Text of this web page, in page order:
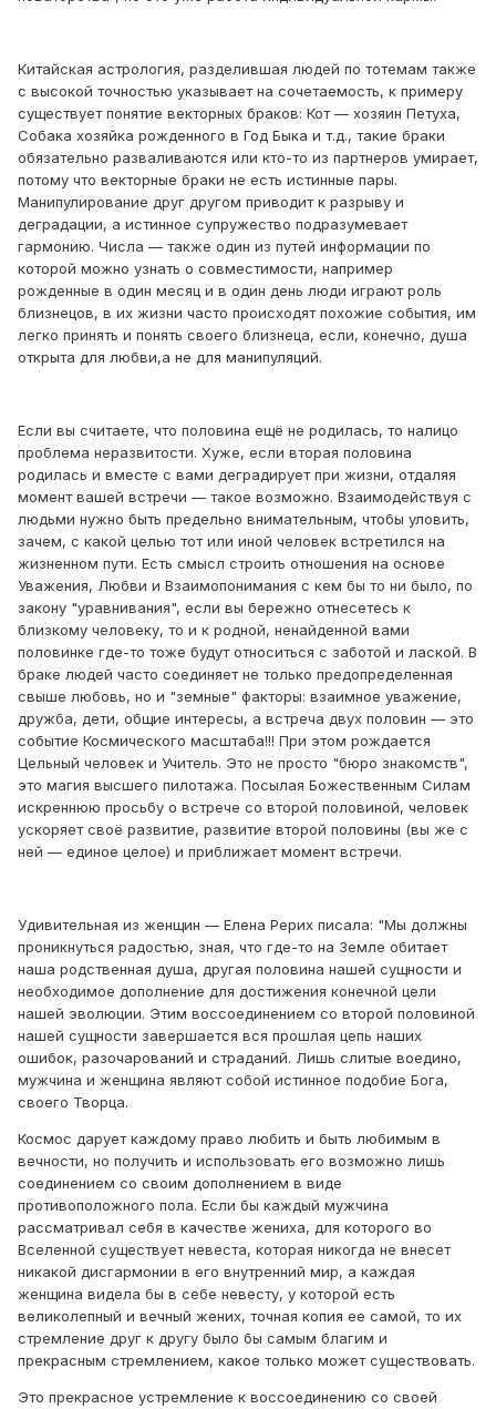
Китайская астрология, разделившая людей по тотемам также
с высокой точностью указывает на сочетаемость, к примеру
существует понятие векторных браков: Кот — хозяин Петуха,
Собака хозяйка рожденного в Год Быка и т.д., такие браки
обязательно разваливаются или кто-то из партнеров умирает,
потому что векторные браки не есть истинные пары.
Манипулирование друг другом приводит к разрыву и
деградации, а истинное супружество подразумевает
гармонию. Числа — также один из путей информации по
которой можно узнать о совместимости, например
рожденные в один месяц и в один день люди играют роль
близнецов, в их жизни часто происходят похожие события, им
легко принять и понять своего близнеца, если, конечно, душа
открыта для любви,а не для манипуляций.
Если вы считаете, что половина ещё не родилась, то налицо
проблема неразвитости. Хуже, если вторая половина
родилась и вместе с вами деградирует при жизни, отдаляя
момент вашей встречи — такое возможно. Взаимодействуя с
людьми нужно быть предельно внимательным, чтобы уловить,
зачем, с какой целью тот или иной человек встретился на
жизненном пути. Есть смысл строить отношения на основе
Уважения, Любви и Взаимопонимания с кем бы то ни было, по
закону "уравнивания", если вы бережно отнесетесь к
близкому человеку, то и к родной, ненайденной вами
половинке где-то тоже будут относиться с заботой и лаской. В
браке людей часто соединяет не только предопределенная
свыше любовь, но и "земные" факторы: взаимное уважение,
дружба, дети, общие интересы, а встреча двух половин — это
событие Космического масштаба!!! При этом рождается
Цельный человек и Учитель. Это не просто "бюро знакомств",
это магия высшего пилотажа. Посылая Божественным Силам
искреннюю просьбу о встрече со второй половиной, человек
ускоряет своё развитие, развитие второй половины (вы же с
ней — единое целое) и приближает момент встречи.
Удивительная из женщин — Елена Рерих писала: "Мы должны
проникнуться радостью, зная, что где-то на Земле обитает
наша родственная душа, другая половина нашей сущности и
необходимое дополнение для достижения конечной цели
нашей эволюции. Этим воссоединением со второй половиной
нашей сущности завершается вся прошлая цепь наших
ошибок, разочарований и страданий. Лишь слитые воедино,
мужчина и женщина являют собой истинное подобие Бога,
своего Творца.
Космос дарует каждому право любить и быть любимым в
вечности, но получить и использовать его возможно лишь
соединением со своим дополнением в виде
противоположного пола. Если бы каждый мужчина
рассматривал себя в качестве жениха, для которого во
Вселенной существует невеста, которая никогда не внесет
никакой дисгармонии в его внутренний мир, а каждая
женщина видела бы в себе невесту, у которой есть
великолепный и вечный жених, точная копия ее самой, то их
стремление друг к другу было бы самым благим и
прекрасным стремлением, какое только может существовать.
Это прекрасное устремление к воссоединению со своей